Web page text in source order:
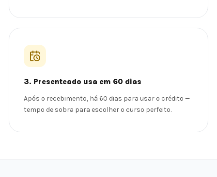
3. Presenteado usa em 60 dias
Após o recebimento, há 60 dias para usar o crédito —
tempo de sobra para escolher o curso perfeito.